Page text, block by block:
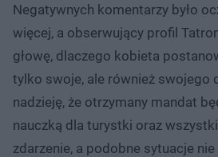
Negatywnych komentarzy było
więcej, a obserwujący profil
głowę, dlaczego kobieta
tylko swoje, ale również swojego
nadzieję, że otrzymany mandat
nauczką dla turystki oraz
zdarzenie, a podobne sytuacje